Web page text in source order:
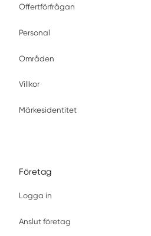
Offertförfrågan
Personal
Områden
Villkor
Märkesidentitet
Företag
Logga in
Anslut företag